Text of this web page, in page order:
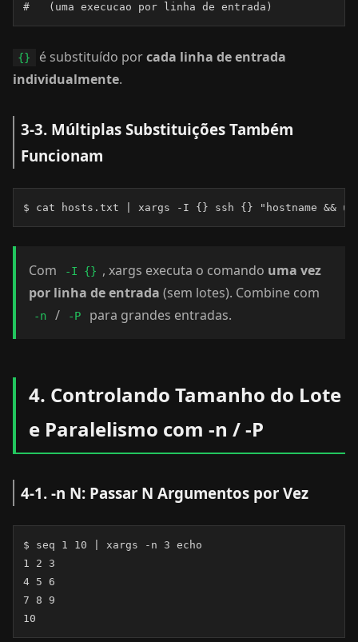
#   (uma execucao por linha de entrada)
{} é substituído porcada linha de entrada
individualmente.
3-3. Múltiplas Substituições Também
Funcionam
$ cat hosts.txt | xargs -I {} ssh {} "hostname &&
Com -I {} , xargs executa o comando uma vez
por linha de entrada (sem lotes). Combine com
-n / -P para grandes entradas.
4. Controlando Tamanho do Lote
e Paralelismo com -n / -P
4-1. -n N: Passar N Argumentos por Vez
$ seq 1 10 | xargs -n 3 echo
1 2 3
4 5 6
7 8 9
10